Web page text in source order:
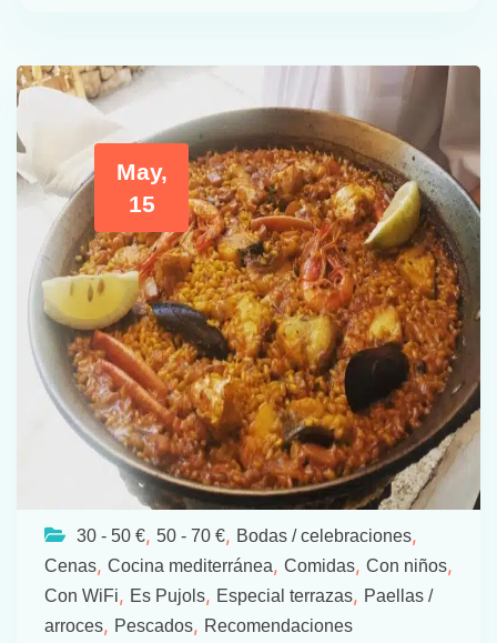
May,
15
30 - 50 €, 50 - 70 €, Bodas / celebraciones,
Cenas, Cocina mediterránea, Comidas, Con niños,
Con WiFi, Es Pujols, Especial terrazas, Paellas /
arroces, Pescados, Recomendaciones